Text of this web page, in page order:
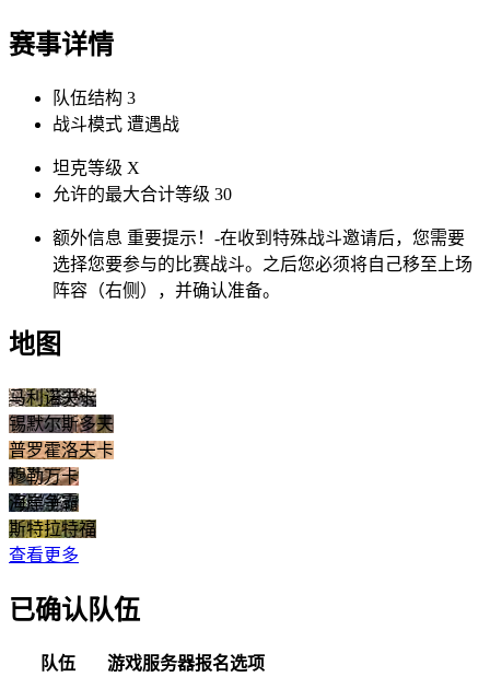
赛事详情
队伍结构 3
战斗模式 遭遇战
坦克等级 X
允许的最大合计等级 30
额外信息 重要提示！-在收到特殊战斗邀请后，您需要
选择您要参与的比赛战斗。之后您必须将自己移至上场
阵容（右侧），并确认准备。
地图
马利诺夫卡
锡默尔斯多夫
普罗霍洛夫卡
穆勒万卡
海岸争霸
斯特拉特福
查看更多
已确认队伍
队伍 游戏服务器报名选项